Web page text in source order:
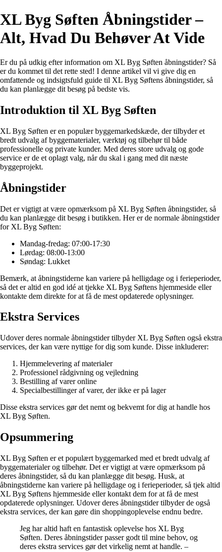
XL Byg Søften Åbningstider –
Alt, Hvad Du Behøver At Vide
Er du på udkig efter information om XL Byg Søften åbningstider? Så
er du kommet til det rette sted! I denne artikel vil vi give dig en
omfattende og indsigtsfuld guide til XL Byg Søftens åbningstider, så
du kan planlægge dit besøg på bedste vis.
Introduktion til XL Byg Søften
XL Byg Søften er en populær byggemarkedskæde, der tilbyder et
bredt udvalg af byggematerialer, værktøj og tilbehør til både
professionelle og private kunder. Med deres store udvalg og gode
service er de et oplagt valg, når du skal i gang med dit næste
byggeprojekt.
Åbningstider
Det er vigtigt at være opmærksom på XL Byg Søften åbningstider, så
du kan planlægge dit besøg i butikken. Her er de normale åbningstider
for XL Byg Søften:
Mandag-fredag: 07:00-17:30
Lørdag: 08:00-13:00
Søndag: Lukket
Bemærk, at åbningstiderne kan variere på helligdage og i ferieperioder,
så det er altid en god idé at tjekke XL Byg Søftens hjemmeside eller
kontakte dem direkte for at få de mest opdaterede oplysninger.
Ekstra Services
Udover deres normale åbningstider tilbyder XL Byg Søften også ekstra
services, der kan være nyttige for dig som kunde. Disse inkluderer:
Hjemmelevering af materialer
Professionel rådgivning og vejledning
Bestilling af varer online
Specialbestillinger af varer, der ikke er på lager
Disse ekstra services gør det nemt og bekvemt for dig at handle hos
XL Byg Søften.
Opsummering
XL Byg Søften er et populært byggemarked med et bredt udvalg af
byggematerialer og tilbehør. Det er vigtigt at være opmærksom på
deres åbningstider, så du kan planlægge dit besøg. Husk, at
åbningstiderne kan variere på helligdage og i ferieperioder, så tjek altid
XL Byg Søftens hjemmeside eller kontakt dem for at få de mest
opdaterede oplysninger. Udover deres åbningstider tilbyder de også
ekstra services, der kan gøre din shoppingoplevelse endnu bedre.
Jeg har altid haft en fantastisk oplevelse hos XL Byg
Søften. Deres åbningstider passer godt til mine behov, og
deres ekstra services gør det virkelig nemt at handle. –